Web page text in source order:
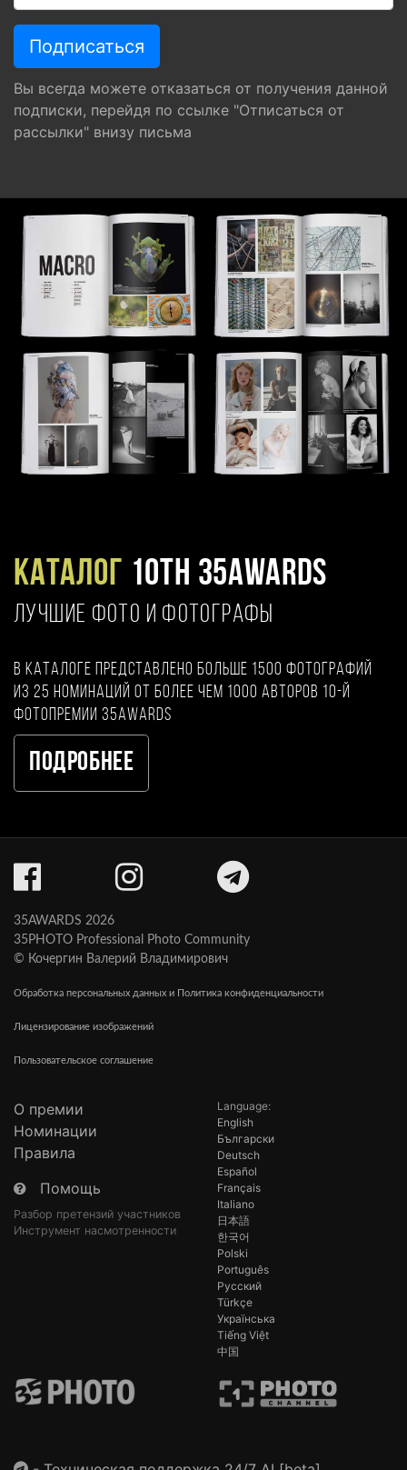
Вы всегда можете отказаться от получения данной
подписки, перейдя по ссылке "Отписаться от
рассылки" внизу письма
Каталог 10TH 35AWARDS
ЛУЧШИЕ ФОТО И ФОТОГРАФЫ
В каталоге представлено больше 1500 фотографий
из 25 номинаций от более чем 1000 авторов 10-й
фотопремии 35AWARDS
Подробнее
35AWARDS 2026
35PHOTO Professional Photo Community
© Кочергин Валерий Владимирович
Обработка персональных данных и Политика конфиденциальности
Лицензирование изображений
Пользовательское соглашение
О премии
Номинации
Правила
Помощь
Разбор претензий участников
Инструмент насмотренности
Language:
English
Български
Deutsch
Español
Français
Italiano
日本語
한국어
Polski
Português
Русский
Türkçe
Українська
Tiếng Việt
中国